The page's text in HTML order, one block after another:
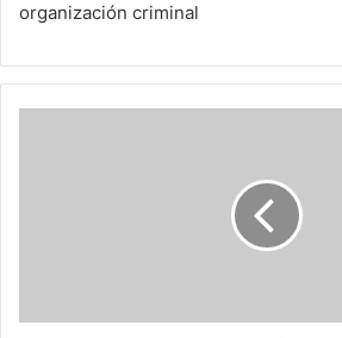
organización criminal